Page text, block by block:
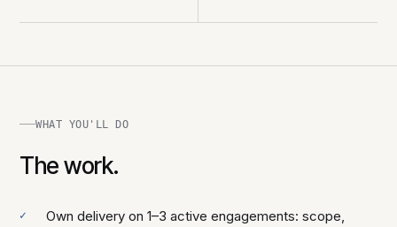
WHAT YOU'LL DO
The work.
Own delivery on 1–3 active engagements: scope,